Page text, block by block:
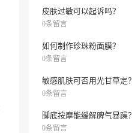
皮肤过敏可以起诉吗？
0条留言
如何制作珍珠粉面膜？
0条留言
敏感肌肤可否用光甘草定？
0条留言
脚底按摩能缓解脾气暴躁？
0条留言